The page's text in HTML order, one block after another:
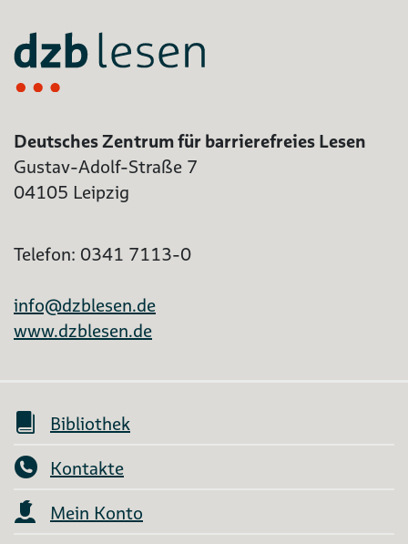
Deutsches Zentrum für barrierefreies Lesen
Gustav-Adolf-Straße 7
04105 Leipzig
Telefon: 0341 7113-0
info@dzblesen.de
www.dzblesen.de
Bibliothek
Kontakte
Mein Konto